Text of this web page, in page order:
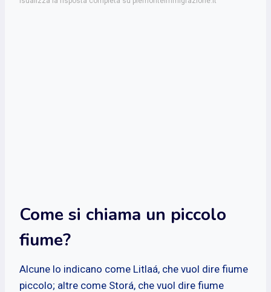
Come si chiama un piccolo
fiume?
Alcune lo indicano come Litlaá, che vuol dire fiume
piccolo; altre come Storá, che vuol dire fiume